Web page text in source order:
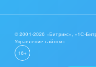
Юриспруденция
© 2001-2026 «Битрикс», «1С-
Управление сайтом»
16+